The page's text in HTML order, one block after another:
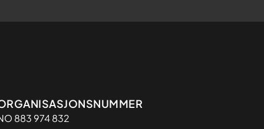
883 974 832